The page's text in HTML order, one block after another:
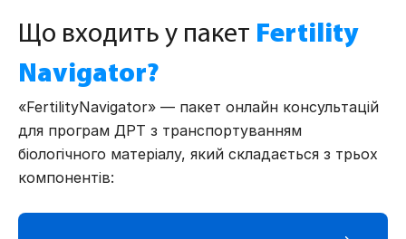
Що входить у пакет Fertility
Navigator?
«FertilityNavigator» — пакет онлайн консультацій
для програм ДРТ з транспортуванням
біологічного матеріалу, який складається з трьох
компонентів: